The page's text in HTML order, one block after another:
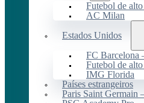
Futebol de
AC Milan
Estados Unidos
FC Barcelona
Futebol de
IMG Florida
Países estrangeiros
Paris Saint Germain